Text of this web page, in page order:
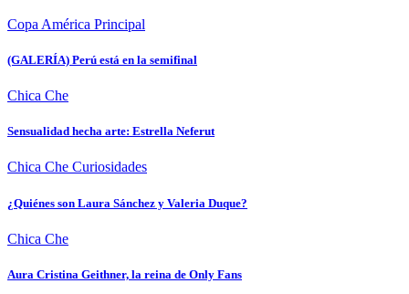
Copa América Principal
(GALERÍA) Perú está en la semifinal
Chica Che
Sensualidad hecha arte: Estrella Neferut
Chica Che Curiosidades
¿Quiénes son Laura Sánchez y Valeria Duque?
Chica Che
Aura Cristina Geithner, la reina de Only Fans